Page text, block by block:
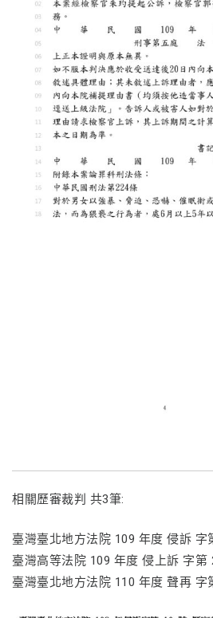
相關歷審裁判 共3筆:
臺灣臺北地方法院 109 年度 侵訴 字
臺灣高等法院 109 年度 侵上訴 字第
臺灣臺北地方法院 110 年度 聲再 字